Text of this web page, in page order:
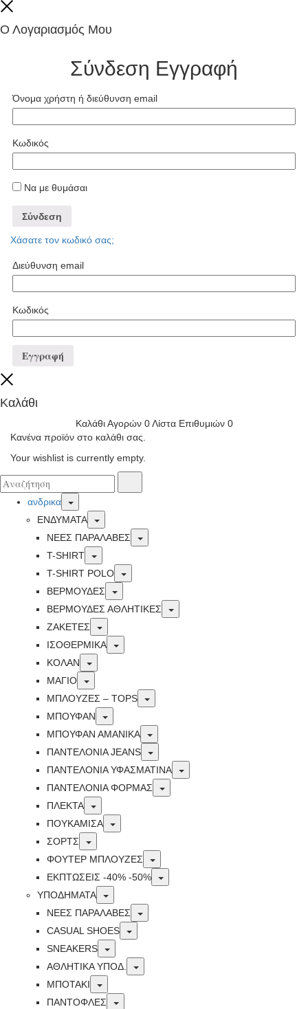
Ο Λογαριασμός Μου
Σύνδεση Εγγραφή
Όνομα χρήστη ή διεύθυνση email
Κωδικός
Να με θυμάσαι
Σύνδεση
Χάσατε τον κωδικό σας;
Διεύθυνση email
Κωδικός
Εγγραφή
Καλάθι
Καλάθι Αγορών 0 Λίστα Επιθυμιών 0
Κανένα προϊόν στο καλάθι σας.
Your wishlist is currently empty.
Αναζήτησα
για:
ανδρικα
Toggle
ΕΝΔΥΜΑΤΑ
Toggle
ΝΕΕΣ ΠΑΡΑΛΑΒΕΣ
Toggle
T-SHIRT
Toggle
T-SHIRT POLO
Toggle
ΒΕΡΜΟΥΔΕΣ
Toggle
ΒΕΡΜΟΥΔΕΣ ΑΘΛΗΤΙΚΕΣ
Toggle
ΖΑΚΕΤΕΣ
Toggle
ΙΣΟΘΕΡΜΙΚΆ
Toggle
ΚΟΛΑΝ
Toggle
ΜΑΓΙΟ
Toggle
ΜΠΛΟΥΖΕΣ – TOPS
Toggle
ΜΠΟΥΦΑΝ
Toggle
ΜΠΟΥΦΆΝ ΑΜΆΝΙΚΑ
Toggle
ΠΑΝΤΕΛΟΝΙΑ JEANS
Toggle
ΠΑΝΤΕΛΟΝΙΑ ΥΦΑΣΜΑΤΙΝΑ
Toggle
ΠΑΝΤΕΛΟΝΙΑ ΦΟΡΜΑΣ
Toggle
ΠΛΕΚΤΑ
Toggle
ΠΟΥΚΑΜΙΣΑ
Toggle
ΣΟΡΤΣ
Toggle
ΦΟΥΤΕΡ ΜΠΛΟΥΖΕΣ
Toggle
ΕΚΠΤΏΣΕΙΣ -40% -50%
Toggle
ΥΠΟΔΗΜΑΤΑ
Toggle
ΝΕΕΣ ΠΑΡΑΛΑΒΕΣ
Toggle
CASUAL SHOES
Toggle
SNEAKERS
Toggle
ΑΘΛΗΤΙΚΑ ΥΠΟΔ.
Toggle
ΜΠΟΤΑΚΙ
Toggle
ΠΑΝΤΟΦΛΕΣ
Toggle